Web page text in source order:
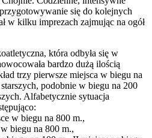
się do kolejnych
w kilku imprezach zajmując na ogół
która odbyła się w
bardzo dużą ilością
trzy pierwsze miejsca w biegu na
podobnie w biegu na 200
Alfabetycznie sytuacja
w biegu na 800 m.,
biegu na 800 m.,